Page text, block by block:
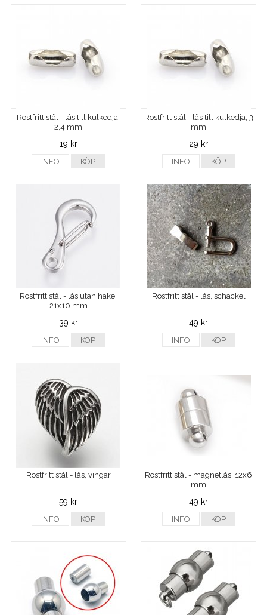
Rostfritt stål - lås till kulkedja,
2,4 mm
19 kr
INFO KÖP
Rostfritt stål - lås till kulkedja, 3
mm
29 kr
INFO KÖP
Rostfritt stål - lås utan hake,
21x10 mm
39 kr
INFO KÖP
Rostfritt stål - lås, schackel
49 kr
INFO KÖP
Rostfritt stål - lås, vingar
59 kr
INFO KÖP
Rostfritt stål - magnetlås, 12x6
mm
49 kr
INFO KÖP